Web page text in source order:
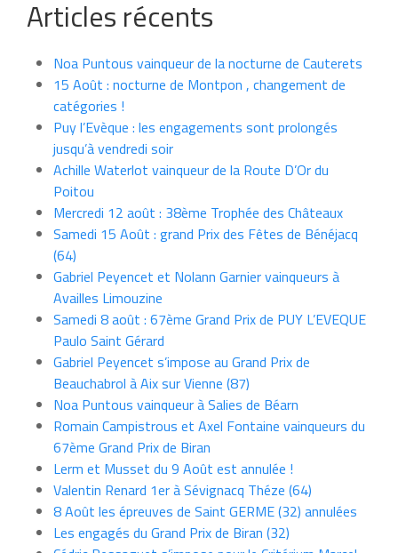
Articles récents
Noa Puntous vainqueur de la nocturne de Cauterets
15 Août : nocturne de Montpon , changement de
catégories !
Puy l’Evèque : les engagements sont prolongés
jusqu’à vendredi soir
Achille Waterlot vainqueur de la Route D’Or du
Poitou
Mercredi 12 août : 38ème Trophée des Châteaux
Samedi 15 Août : grand Prix des Fêtes de Bénéjacq
(64)
Gabriel Peyencet et Nolann Garnier vainqueurs à
Availles Limouzine
Samedi 8 août : 67ème Grand Prix de PUY L’EVEQUE
Paulo Saint Gérard
Gabriel Peyencet s’impose au Grand Prix de
Beauchabrol à Aix sur Vienne (87)
Noa Puntous vainqueur à Salies de Béarn
Romain Campistrous et Axel Fontaine vainqueurs du
67ème Grand Prix de Biran
Lerm et Musset du 9 Août est annulée !
Valentin Renard 1er à Sévignacq Théze (64)
8 Août les épreuves de Saint GERME (32) annulées
Les engagés du Grand Prix de Biran (32)